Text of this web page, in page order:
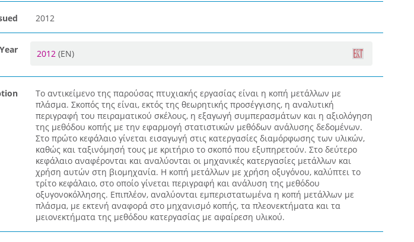
2012
Year 2012 (EN)
Το αντικείμενο της παρούσας πτυχιακής εργασίας είναι η κοπή μετάλλων με
πλάσμα. Σκοπός της είναι, εκτός της θεωρητικής προσέγγισης, η αναλυτική
περιγραφή του πειραματικού σκέλους, η εξαγωγή συμπερασμάτων και η αξιολόγηση
της μεθόδου κοπής με την εφαρμογή στατιστικών μεθόδων ανάλυσης δεδομένων.
Στο πρώτο κεφάλαιο γίνεται εισαγωγή στις κατεργασίες διαμόρφωσης των υλικών,
καθώς και ταξινόμησή τους με κριτήριο το σκοπό που εξυπηρετούν. Στο δεύτερο
κεφάλαιο αναφέρονται και αναλύονται οι μηχανικές κατεργασίες μετάλλων και
χρήση αυτών στη βιομηχανία. Η κοπή μετάλλων με χρήση οξυγόνου, καλύπτει το
τρίτο κεφάλαιο, στο οποίο γίνεται περιγραφή και ανάλυση της μεθόδου
οξυγονοκόλλησης. Επιπλέον, αναλύονται εμπεριστατωμένα η κοπή μετάλλων με
πλάσμα, με εκτενή αναφορά στο μηχανισμό κοπής, τα πλεονεκτήματα και τα
μειονεκτήματα της μεθόδου κατεργασίας με αφαίρεση υλικού.